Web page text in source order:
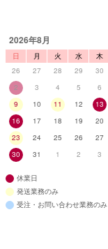
2026年8月
日 月 火 水 木
26
27 28 29 30
2
3 4 5 6
9
10 11 12 13
16
17 18 19 20
23
24 25 26 27
30
31 1 2 3
休業日
発送業務のみ
受注・お問い合わせ業務のみ